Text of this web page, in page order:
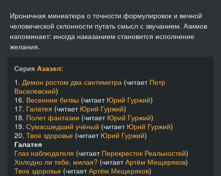
Ироничная миниатюра о точности формулировок и вечной
человеческой склонности путать смысл с звучанием. Азимов
напоминает: иногда наказанием становится исполнение
желания.
Серия Азазел:
1. Демон ростом два сантиметра (читает Петр
Василевский)
16. Весенние битвы (читает Юрий Гуржий)
17. Галатея (читает Юрий Гуржий)
18. Полет фантазии (читает Юрий Гуржий)
19. Сумасшедший учёный (читает Юрий Гуржий)
20. Твое здоровье (читает Юрий Гуржий)
Галатея
Глаз наблюдателя (читает Перекресток Реальностей)
Холодно ли тебе, милая? (читаетАртём Мещеряков)
Твое здоровье (читаетАртём Мещеряков)